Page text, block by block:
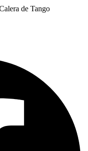
de Tango